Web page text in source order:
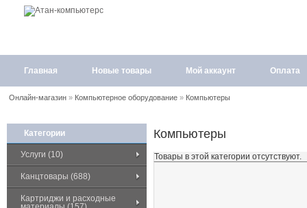
Главная Новые товары Мой аккаунт Оплата
Онлайн-магазин» Компьютерное оборудование» Компьютеры
Категории
Услуги (10)
Канцтовары (688)
Картриджи и расходные
Компьютеры
Товары в этой категории отсутствуют.